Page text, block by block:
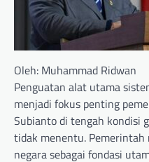
Oleh: Muhammad Ridwan
Penguatan alat utama
menjadi fokus penting
Subianto di tengah kondisi
tidak menentu. Pemerintah
negara sebagai fondasi